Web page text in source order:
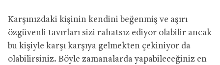
Karşınızdaki kişinin kendini beğenmiş ve aşırı
özgüvenli tavırları sizi rahatsız ediyor olabilir ancak
bu kişiyle karşı karşıya gelmekten çekiniyor da
olabilirsiniz. Böyle zamanalarda yapabileceğiniz en